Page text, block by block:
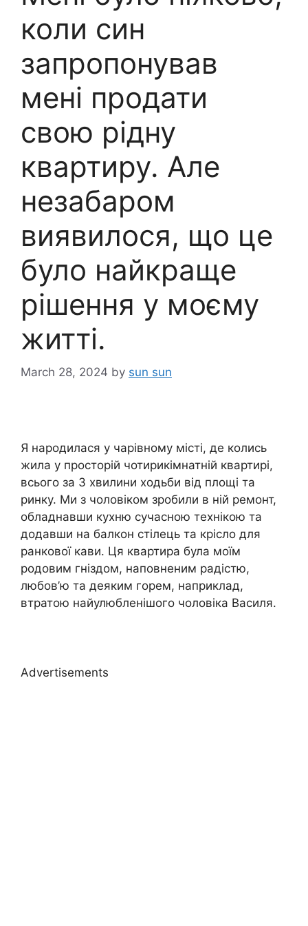
коли син
запропонував
мені продати
свою рідну
квартиру. Але
незабаром
виявилося, що це
було найкраще
рішення у моєму
житті.
March 28, 2024 by sun sun
Я народилася у чарівному місті, де колись
жила у просторій чотирикімнатній квартирі,
всього за 3 хвилини ходьби від площі та
ринку. Ми з чоловіком зробили в ній ремонт,
обладнавши кухню сучасною технікою та
додавши на балкон стілець та крісло для
ранкової кави. Ця квартира була моїм
родовим гніздом, наповненим радістю,
любов’ю та деяким горем, наприклад,
втратою найулюбленішого чоловіка Василя.
Advertisements